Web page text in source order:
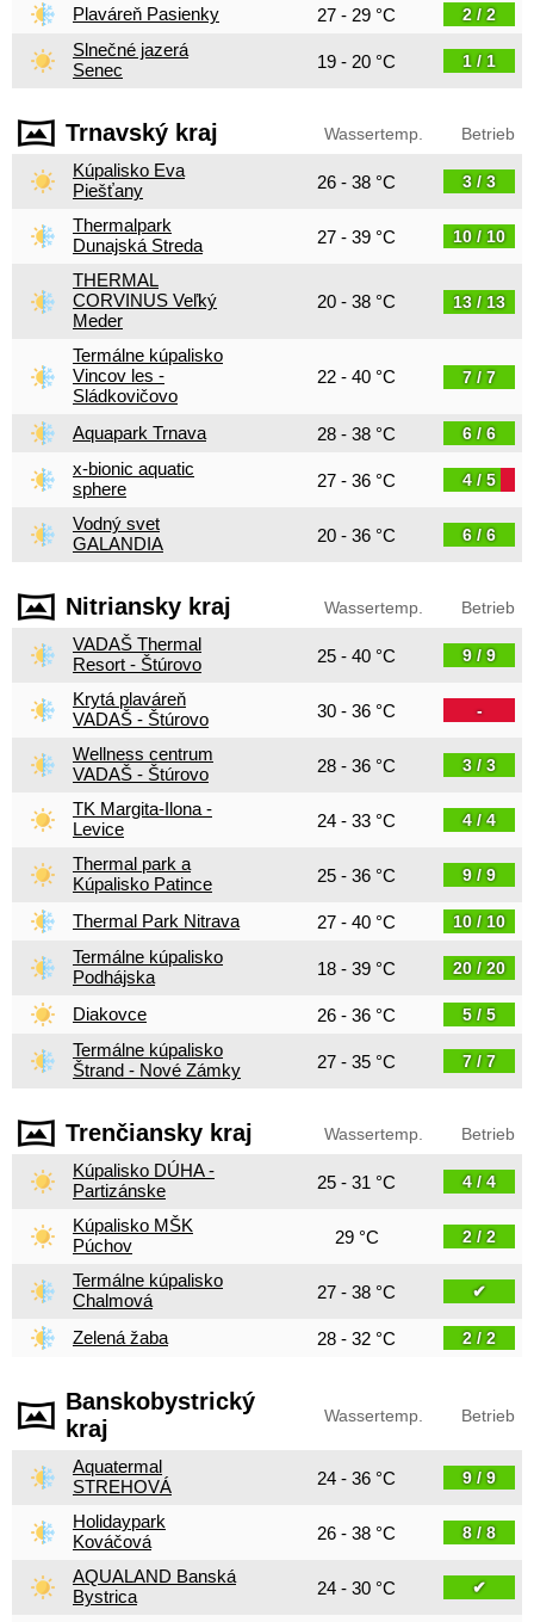
Plaváreň Pasienky 27 - 29 °C 2 / 2
Slnečné jazerá
Senec
19 - 20 °C 1 / 1
Trnavský kraj Wassertemp. Betrieb
Kúpalisko Eva
Piešťany
26 - 38 °C 3 / 3
Thermalpark
Dunajská Streda
27 - 39 °C 10 / 10
THERMAL
CORVINUS Veľký
Meder
20 - 38 °C 13 / 13
Termálne kúpalisko
Vincov les -
Sládkovičovo
22 - 40 °C 7 / 7
Aquapark Trnava 28 - 38 °C 6 / 6
x-bionic aquatic
sphere
27 - 36 °C 4 / 5
Vodný svet
GALANDIA
20 - 36 °C 6 / 6
Nitriansky kraj Wassertemp. Betrieb
VADAŠ Thermal
Resort - Štúrovo
25 - 40 °C 9 / 9
Krytá plaváreň
VADAŠ - Štúrovo
30 - 36 °C -
Wellness centrum
VADAŠ - Štúrovo
28 - 36 °C 3 / 3
TK Margita-Ilona -
Levice
24 - 33 °C 4 / 4
Thermal park a
Kúpalisko Patince
25 - 36 °C 9 / 9
Thermal Park Nitrava 27 - 40 °C 10 / 10
Termálne kúpalisko
Podhájska
18 - 39 °C 20 / 20
Diakovce 26 - 36 °C 5 / 5
Termálne kúpalisko
Štrand - Nové Zámky
27 - 35 °C 7 / 7
Trenčiansky kraj Wassertemp. Betrieb
Kúpalisko DÚHA -
Partizánske
25 - 31 °C 4 / 4
Kúpalisko MŠK
Púchov
29 °C 2 / 2
Termálne kúpalisko
Chalmová
27 - 38 °C ✔
Zelená žaba 28 - 32 °C 2 / 2
Banskobystrický
kraj
Wassertemp. Betrieb
Aquatermal
STREHOVÁ
24 - 36 °C 9 / 9
Holidaypark
Kováčová
26 - 38 °C 8 / 8
AQUALAND Banská
Bystrica
24 - 30 °C ✔